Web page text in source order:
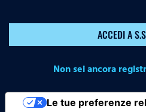
ACCEDI A
Non sei ancora
Le tue preferenze